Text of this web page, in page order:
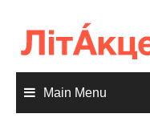
content
Main Menu